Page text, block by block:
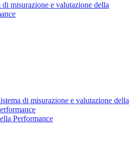
di misurazione e valutazione della
di misurazione e valutazione della
Performance